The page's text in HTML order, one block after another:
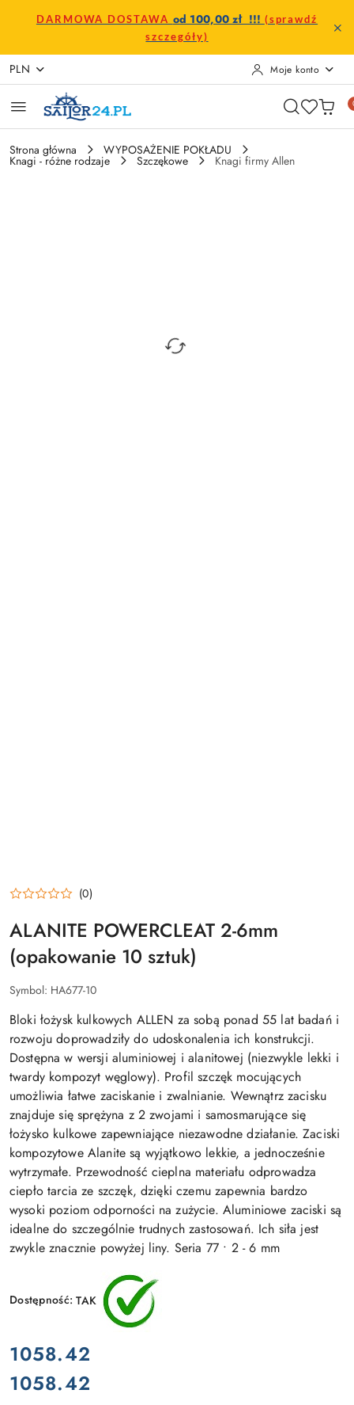
Przejdź do treści głównej
Przejdź do wyszukiwarki
Przejdź do moje konto
Przejdź do menu głównego
Przejdź do opisu produktu
Przejdź do stopki
DARMOWA DOSTAWA od 100,00 zł !!! (sprawdź
szczegóły)
PLN Moje konto
Strona główna WYPOSAŻENIE POKŁADU
Knagi - różne rodzaje Szczękowe Knagi firmy Allen
(0)
ALANITE POWERCLEAT 2-6mm
(opakowanie 10 sztuk)
Symbol: HA677-10
Bloki łożysk kulkowych ALLEN za sobą ponad 55 lat badań i
rozwoju doprowadziły do ​​udoskonalenia ich konstrukcji.
Dostępna w wersji aluminiowej i alanitowej (niezwykle lekki i
twardy kompozyt węglowy). Profil szczęk mocujących
umożliwia łatwe zaciskanie i zwalnianie. Wewnątrz zacisku
znajduje się sprężyna z 2 zwojami i samosmarujące się
łożysko kulkowe zapewniające niezawodne działanie. Zaciski
kompozytowe Alanite są wyjątkowo lekkie, a jednocześnie
wytrzymałe. Przewodność cieplna materiału odprowadza
ciepło tarcia ze szczęk, dzięki czemu zapewnia bardzo
wysoki poziom odporności na zużycie. Aluminiowe zaciski są
idealne do szczególnie trudnych zastosowań. Ich siła jest
zwykle znacznie powyżej liny. Seria 77 • 2 - 6 mm
Dostępność:TAK
cena:
1058.42
Cena:
1058.42